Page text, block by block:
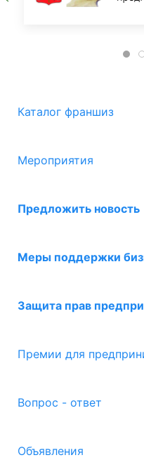
Каталог франшиз
Мероприятия
Предложить новость
Меры поддержки
Защита прав
Премии для
Вопрос - ответ
Объявления